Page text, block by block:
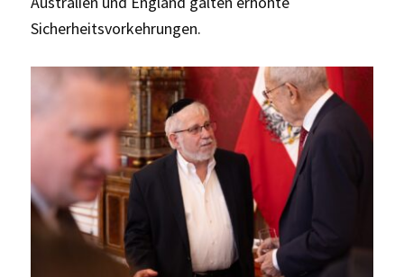
Sicherheitsvorkehrungen.